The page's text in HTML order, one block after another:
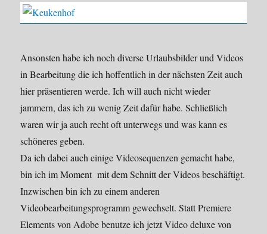
Ansonsten habe ich noch diverse Urlaubsbilder und Videos
in Bearbeitung die ich hoffentlich in der nächsten Zeit auch
hier präsentieren werde. Ich will auch nicht wieder
jammern, das ich zu wenig Zeit dafür habe. Schließlich
waren wir ja auch recht oft unterwegs und was kann es
schöneres geben.
Da ich dabei auch einige Videosequenzen gemacht habe,
bin ich im Moment mit dem Schnitt der Videos beschäftigt.
Inzwischen bin ich zu einem anderen
Videobearbeitungsprogramm gewechselt. Statt Premiere
Elements von Adobe benutze ich jetzt Video deluxe von